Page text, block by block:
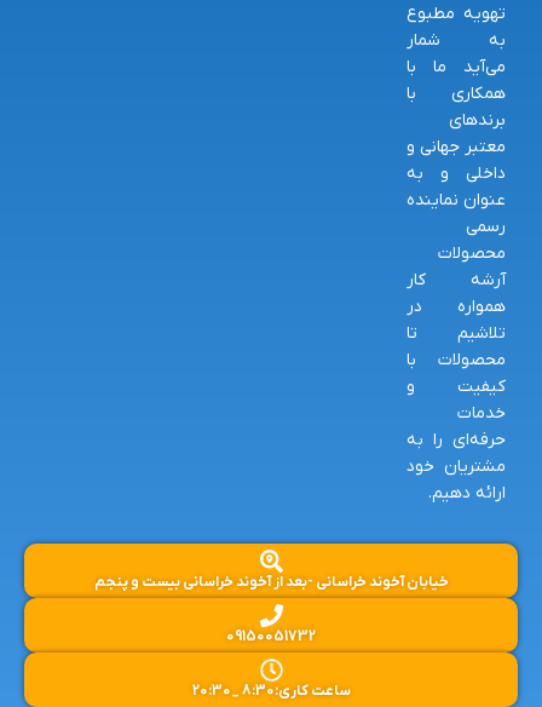
تهویه مطبوع
به شمار
می‌آید ما با
همکاری با
برندهای
معتبر جهانی و
داخلی و به
عنوان نماینده
رسمی
محصولات
آرشه کار
همواره در
تلاشیم تا
محصولات با
کیفیت و
خدمات
حرفه‌ای را به
مشتریان خود
ارائه دهیم.
خیابان آخوند خراسانی -بعد از آخوند خراسانی بیست و پنجم
09150051732
ساعت کاری:8:30 _20:30